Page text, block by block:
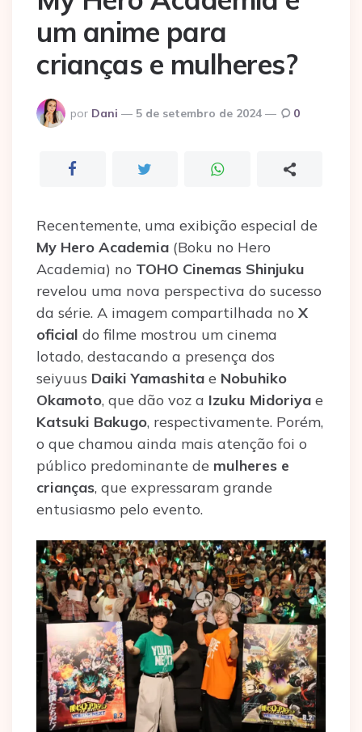
um anime para
crianças e mulheres?
Postado
por
por Dani 5 de setembro de 2024 0
Recentemente, uma exibição especial de
My Hero Academia (Boku no Hero
Academia) no TOHO Cinemas Shinjuku
revelou uma nova perspectiva do sucesso
da série. A imagem compartilhada no X
oficial do filme mostrou um cinema
lotado, destacando a presença dos
seiyuus Daiki Yamashita e Nobuhiko
Okamoto, que dão voz a Izuku Midoriya e
Katsuki Bakugo, respectivamente. Porém,
o que chamou ainda mais atenção foi o
público predominante de mulheres e
crianças, que expressaram grande
entusiasmo pelo evento.